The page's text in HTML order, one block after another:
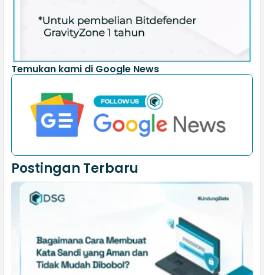
Temukan kami di Google News
Postingan Terbaru